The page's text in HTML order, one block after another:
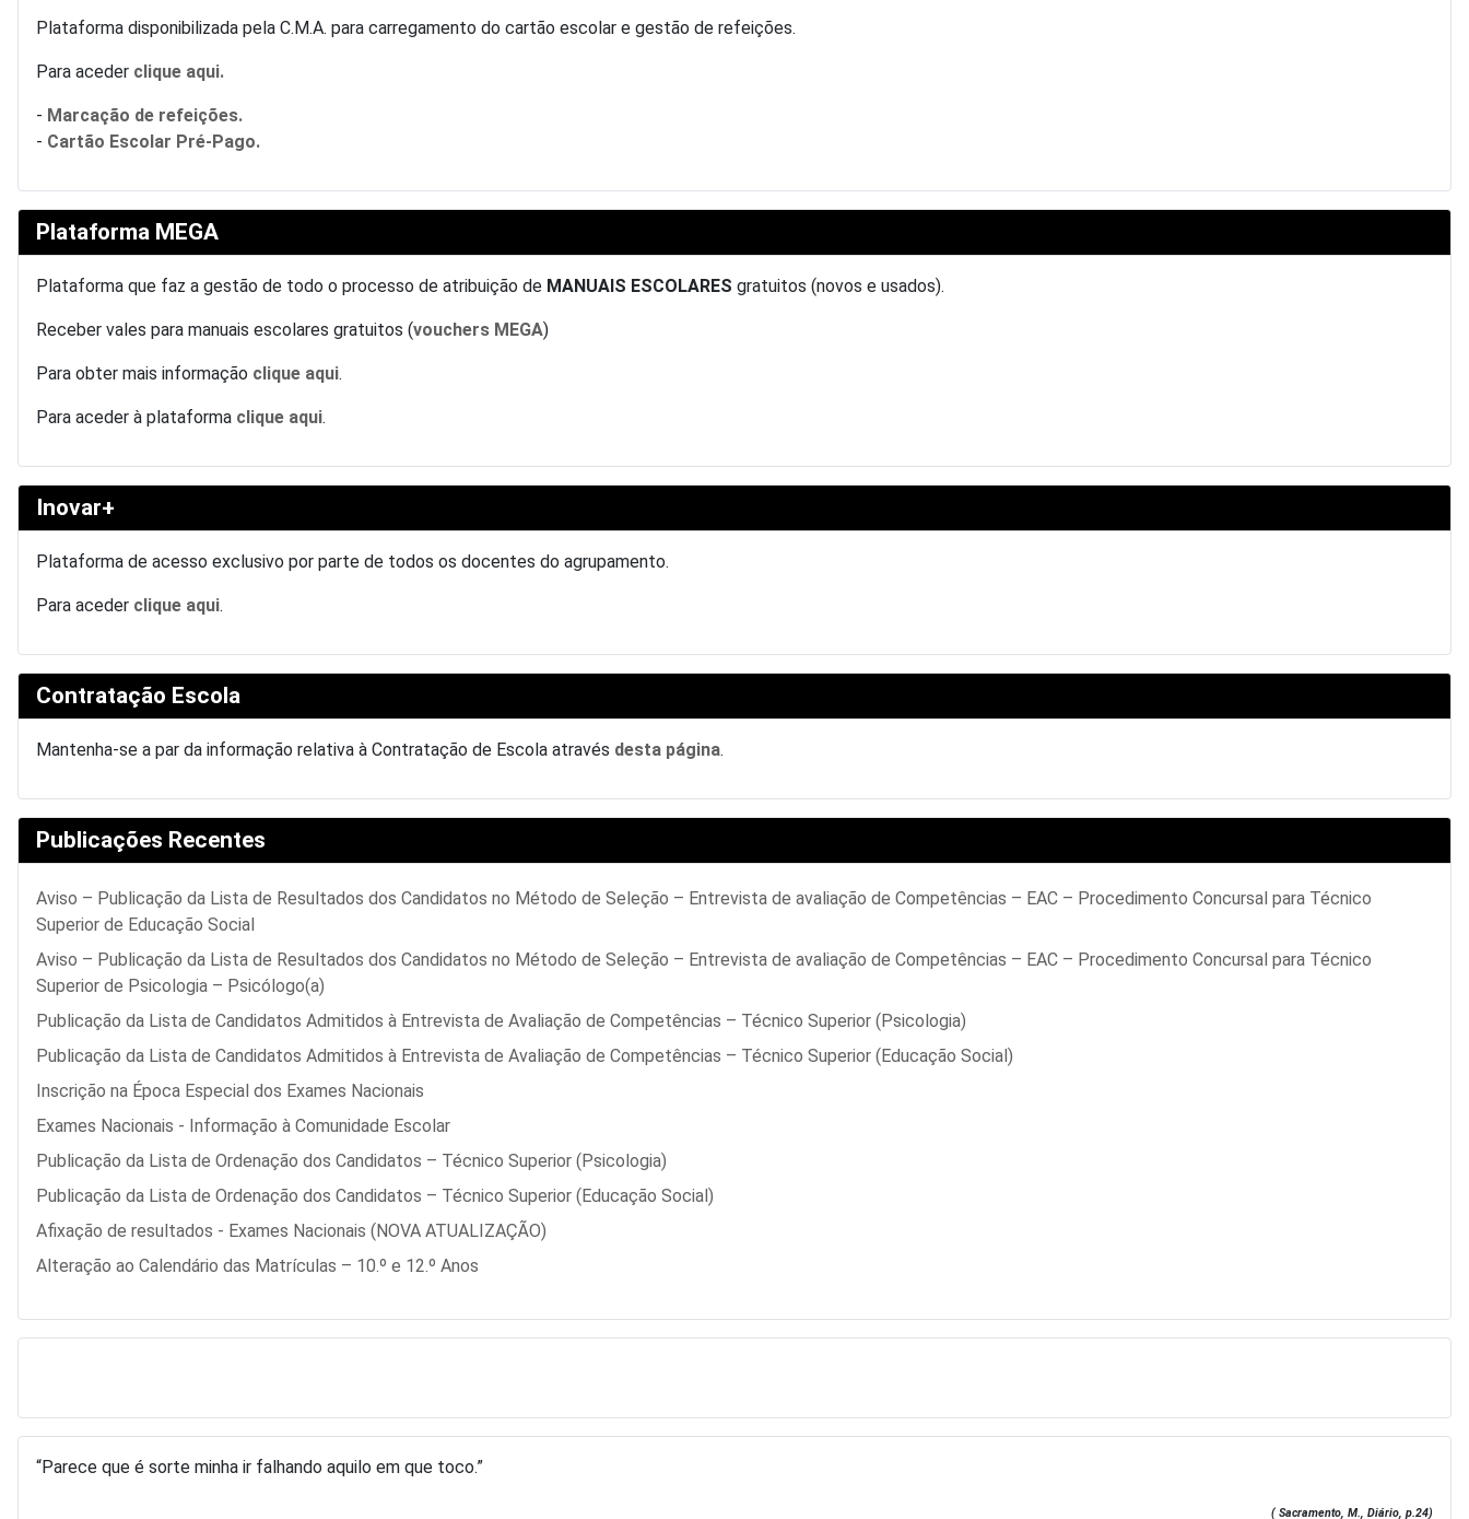
Plataforma disponibilizada pela C.M.A. para carregamento do cartão escolar e gestão de refeições.
Para aceder clique aqui.
- Marcação de refeições.
- Cartão Escolar Pré-Pago.
Plataforma MEGA
Plataforma que faz a gestão de todo o processo de atribuição de MANUAIS ESCOLARES gratuitos (novos e usados).
Receber vales para manuais escolares gratuitos (vouchers MEGA)
Para obter mais informação clique aqui.
Para aceder à plataforma clique aqui.
Inovar+
Plataforma de acesso exclusivo por parte de todos os docentes do agrupamento.
Para aceder clique aqui.
Contratação Escola
Mantenha-se a par da informação relativa à Contratação de Escola através desta página.
Publicações Recentes
Aviso – Publicação da Lista de Resultados dos Candidatos no Método de Seleção – Entrevista de avaliação de Competências – EAC – Procedimento Concursal para Técnico
Superior de Educação Social
Aviso – Publicação da Lista de Resultados dos Candidatos no Método de Seleção – Entrevista de avaliação de Competências – EAC – Procedimento Concursal para Técnico
Superior de Psicologia – Psicólogo(a)
Publicação da Lista de Candidatos Admitidos à Entrevista de Avaliação de Competências – Técnico Superior (Psicologia)
Publicação da Lista de Candidatos Admitidos à Entrevista de Avaliação de Competências – Técnico Superior (Educação Social)
Inscrição na Época Especial dos Exames Nacionais
Exames Nacionais - Informação à Comunidade Escolar
Publicação da Lista de Ordenação dos Candidatos – Técnico Superior (Psicologia)
Publicação da Lista de Ordenação dos Candidatos – Técnico Superior (Educação Social)
Afixação de resultados - Exames Nacionais (NOVA ATUALIZAÇÃO)
Alteração ao Calendário das Matrículas – 10.º e 12.º Anos
“Parece que é sorte minha ir falhando aquilo em que toco.”
( Sacramento, M., Diário, p.24)